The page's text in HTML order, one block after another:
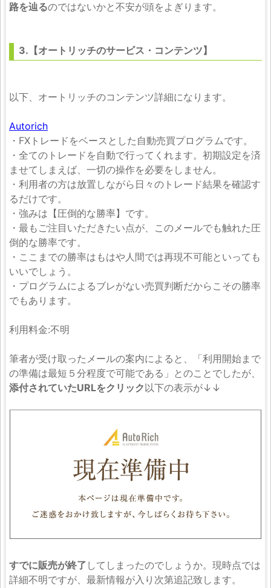
路を辿るのではないかと不安が頭をよぎります。
3.【オートリッチのサービス・コンテンツ】
以下、オートリッチのコンテンツ詳細になります。
Autorich
・FXトレードをベースとした自動売買プログラムです。
・全てのトレードを自動で行ってくれます。初期設定を済
ませてしまえば、一切の操作を必要をしません。
・利用者の方は放置しながら日々のトレード結果を確認す
るだけです。
・強みは【圧倒的な勝率】です。
・最もご注目いただきたい点が、このメールでも触れた圧
倒的な勝率です。
・ここまでの勝率はもはや人間では再現不可能といっても
いいでしょう。
・プログラムによるブレがない売買判断だからこその勝率
でもあります。
利用料金:不明
筆者が受け取ったメールの案内によると、「利用開始まで
の準備は最短５分程度で可能である」とのことでしたが、
添付されていたURLをクリック以下の表示が↓↓
すでに販売が終了 してしまったのでしょうか。現時点では
詳細不明ですが、最新情報が入り次第追記致します。